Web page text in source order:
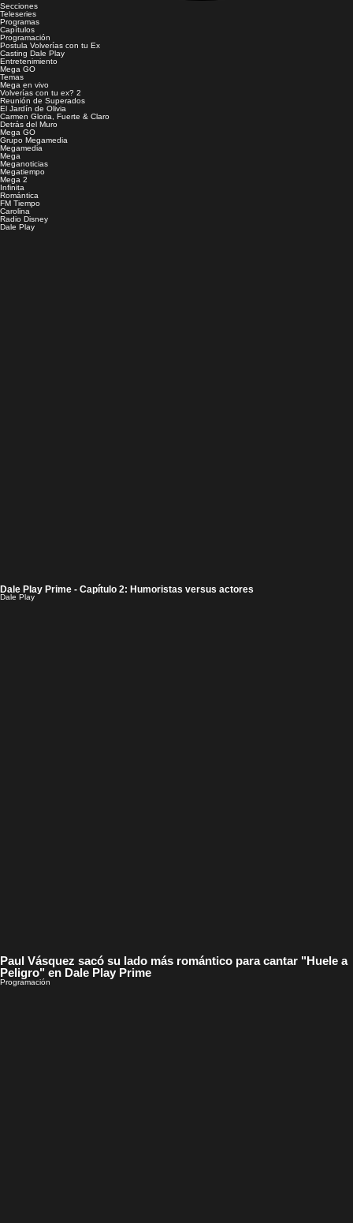
Secciones
Teleseries
Programas
Capítulos
Programación
Postula Volverías con tu Ex
Casting Dale Play
Entretenimiento
Mega GO
Temas
Mega en vivo
Volverías con tu ex? 2
Reunión de Superados
El Jardín de Olivia
Carmen Gloria, Fuerte & Claro
Detrás del Muro
Mega GO
Grupo Megamedia
Megamedia
Mega
Meganoticias
Megatiempo
Mega 2
Infinita
Romántica
FM Tiempo
Carolina
Radio Disney
Dale Play
Dale Play Prime - Capítulo 2: Humoristas versus actores
Dale Play
Paul Vásquez sacó su lado más romántico para cantar "Huele a
Peligro" en Dale Play Prime
Programación